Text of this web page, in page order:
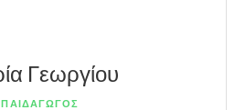
Γεωργίου
ΠΑΙΔΑΓΩΓΟΣ